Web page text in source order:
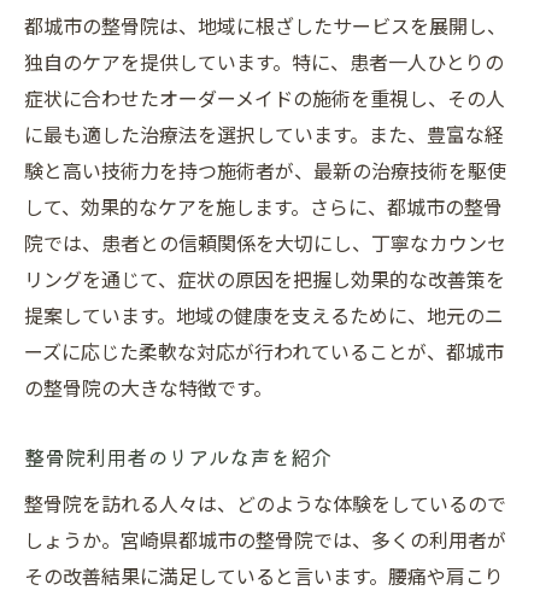
整骨院選びで注意すべきポイント
都城市の地域密着型整骨院の利点
整骨院でのケガ予防法都城市の施術事例を紹介
整骨院で行うケガ予防の具体例
都城市の整骨院での成功事例
スポーツ選手が選ぶ整骨院の理由
ケガ予防に効果的な施術方法
都城市の整骨院での事例から学ぶ
整骨院での施術後のケア方法
地域密着型整骨院のメリット
都城市の整骨院と地域社会の関わり
地域密着型サービスが支持される理由
整骨院が地域に貢献する方法
都城市の整骨院は、地域に根ざしたサービスを展開し、
独自のケアを提供しています。特に、患者一人ひとりの
症状に合わせたオーダーメイドの施術を重視し、その人
に最も適した治療法を選択しています。また、豊富な経
験と高い技術力を持つ施術者が、最新の治療技術を駆使
して、効果的なケアを施します。さらに、都城市の整骨
院では、患者との信頼関係を大切にし、丁寧なカウンセ
リングを通じて、症状の原因を把握し効果的な改善策を
提案しています。地域の健康を支えるために、地元のニ
ーズに応じた柔軟な対応が行われていることが、都城市
の整骨院の大きな特徴です。
整骨院利用者のリアルな声を紹介
整骨院を訪れる人々は、どのような体験をしているので
しょうか。宮崎県都城市の整骨院では、多くの利用者が
その改善結果に満足していると言います。腰痛や肩こり